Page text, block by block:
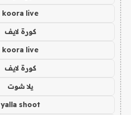
koora live
كورة لايف
koora live
كورة لايف
يلا شوت
yalla shoot